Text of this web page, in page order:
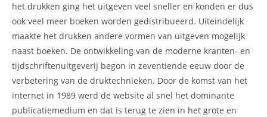
het drukken ging het uitgeven veel sneller en konden er dus
ook veel meer boeken worden gedistribueerd. Uiteindelijk
maakte het drukken andere vormen van uitgeven mogelijk
naast boeken. De ontwikkeling van de moderne kranten- en
tijdschriftenuitgeverij begon in zeventiende eeuw door de
verbetering van de druktechnieken. Door de komst van het
internet in 1989 werd de website al snel het dominante
publicatiemedium en dat is terug te zien in het grote en